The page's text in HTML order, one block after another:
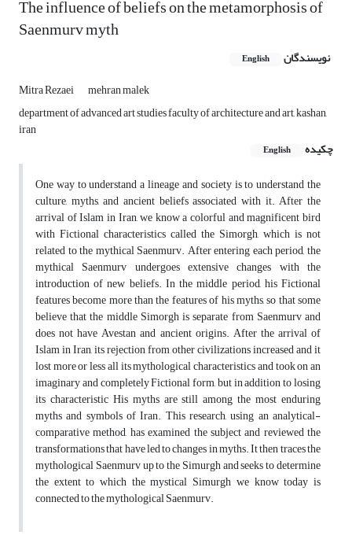
The influence of beliefs on the metamorphosis of
Saenmurv myth
نویسندگان English
Mitra Rezaei
mehran malek
department of advanced art studies faculty of architecture and art, kashan,
iran
چکیده
English
One way to understand a lineage and society is to understand the
culture, myths, and ancient beliefs associated with it. After the
arrival of Islam in Iran, we know a colorful and magnificent bird
with Fictional characteristics called the Simorgh, which is not
related to the mythical Saenmurv. After entering each period, the
mythical Saenmurv undergoes extensive changes with the
introduction of new beliefs. In the middle period, his Fictional
features become more than the features of his myths, so that some
believe that the middle Simorgh is separate from Saenmurv and
does not have Avestan and ancient origins. After the arrival of
Islam in Iran, its rejection from other civilizations increased and it
lost more or less all its mythological characteristics and took on an
imaginary and completely Fictional form, but in addition to losing
its characteristic His myths are still among the most enduring
myths and symbols of Iran. This research, using an analytical-
comparative method, has examined the subject and reviewed the
transformations that have led to changes in myths. It then traces the
mythological Saenmurv up to the Simurgh and seeks to determine
the extent to which the mystical Simurgh we know today is
connected to the mythological Saenmurv.